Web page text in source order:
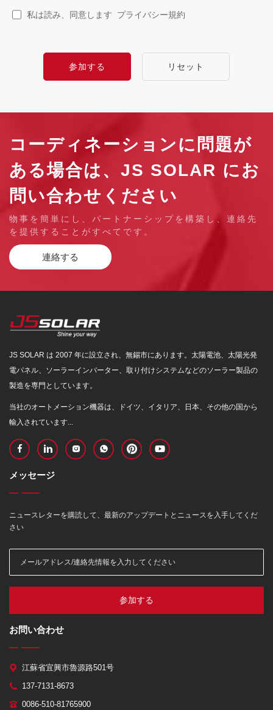
私は読み、同意します プライバシー規約
参加する リセット
コーディネーションに問題が
ある場合は、JS SOLAR にお
問い合わせください
物事を簡単にし、パートナーシップを構築し、連絡先
を提供することがすべてです。
連絡する
JS SOLAR は 2007 年に設立され、無錫市にあります。太陽電池、太陽光発
電パネル、ソーラーインバーター、取り付けシステムなどのソーラー製品の
製造を専門としています。
当社のオートメーション機器は、ドイツ、イタリア、日本、その他の国から
輸入されています...
メッセージ
ニュースレターを購読して、最新のアップデートとニュースを入手してくだ
さい
参加する
お問い合わせ
江蘇省宜興市魯源路501号
137-7131-8673
0086-510-81765900